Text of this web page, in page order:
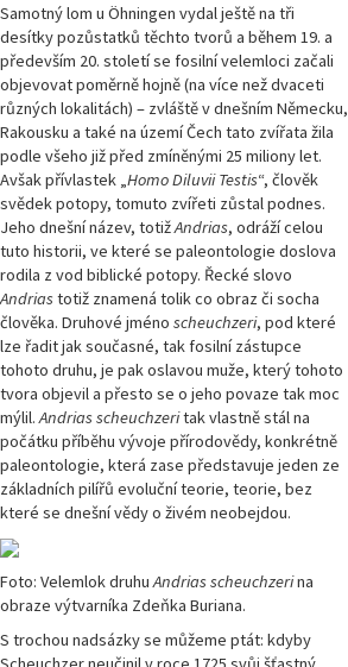
Samotný lom u Öhningen vydal ještě na tři
desítky pozůstatků těchto tvorů a během 19. a
především 20. století se fosilní velemloci začali
objevovat poměrně hojně (na více než dvaceti
různých lokalitách) – zvláště v dnešním Německu,
Rakousku a také na území Čech tato zvířata žila
podle všeho již před zmíněnými 25 miliony let.
Avšak přívlastek „ Homo Diluvii Testis“, člověk
svědek potopy, tomuto zvířeti zůstal podnes.
Jeho dnešní název, totižAndrias, odráží celou
tuto historii, ve které se paleontologie doslova
rodila z vod biblické potopy. Řecké slovo
Andrias totiž znamená tolik co obraz či socha
člověka. Druhové jméno scheuchzeri, pod které
lze řadit jak současné, tak fosilní zástupce
tohoto druhu, je pak oslavou muže, který tohoto
tvora objevil a přesto se o jeho povaze tak moc
mýlil. Andrias scheuchzeritak vlastně stál na
počátku příběhu vývoje přírodovědy, konkrétně
paleontologie, která zase představuje jeden ze
základních pilířů evoluční teorie, teorie, bez
které se dnešní vědy o živém neobejdou.
Foto: Velemlok druhuAndrias scheuchzerina
obraze výtvarníka Zdeňka Buriana.
S trochou nadsázky se můžeme ptát: kdyby